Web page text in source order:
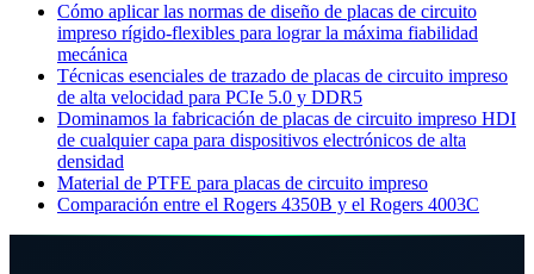
Cómo aplicar las normas de diseño de placas de circuito
impreso rígido-flexibles para lograr la máxima fiabilidad
mecánica
Técnicas esenciales de trazado de placas de circuito impreso
de alta velocidad para PCIe 5.0 y DDR5
Dominamos la fabricación de placas de circuito impreso HDI
de cualquier capa para dispositivos electrónicos de alta
densidad
Material de PTFE para placas de circuito impreso
Comparación entre el Rogers 4350B y el Rogers 4003C